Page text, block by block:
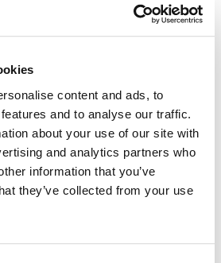
content and ads, to
and to analyse our traffic.
about your use of our site with
and analytics partners who
information that you’ve
they’ve collected from your use
528 094
en esta
or fill your information and
arrange remote property